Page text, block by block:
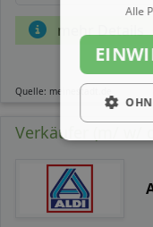
mehr Details
Quelle: meinestadt.de
Verkäufer (m/ w/
Alle